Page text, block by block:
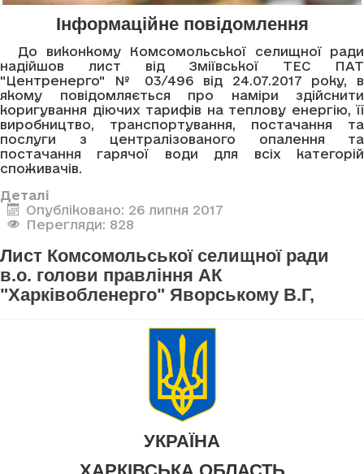
Інформаційне повідомлення
До виконкому Комсомольської селищної ради
надійшов лист від Зміївської ТЕС ПАТ
"Центренерго" № 03/496 від 24.07.2017 року, в
якому повідомляється про наміри здійснити
коригування діючих тарифів на теплову енергію, її
виробництво, транспортування, постачання та
послуги з централізованого опалення та
постачання гарячої води для всіх категорій
споживачів.
Деталі
Опубліковано: 26 липня 2017
Перегляди: 828
Лист Комсомольської селищної ради
в.о. голови правління АК
"Харківобленерго" Яворському В.Г,
УКРАЇНА